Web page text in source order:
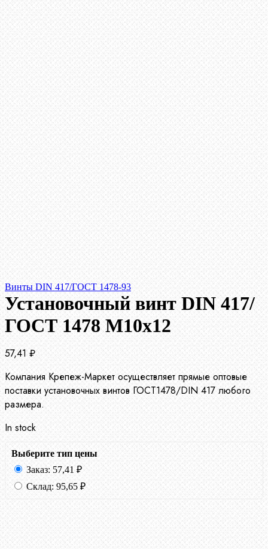
Винты DIN 417/ГОСТ 1478-93
Установочный винт DIN 417/
ГОСТ 1478 М10х12
57,41 ₽
Компания Крепеж-Маркет осуществляет прямые оптовые
поставки установочных винтов ГОСТ1478/DIN 417 любого
размера.
In stock
Выберите тип цены
Заказ: 57,41 ₽
Склад: 95,65 ₽